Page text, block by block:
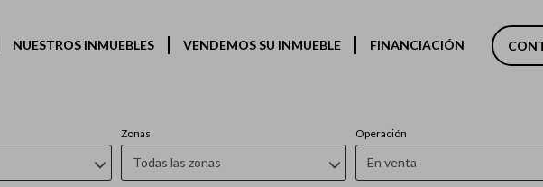
NUESTROS INMUEBLES VENDEMOS SU INMUEBLE FINANCIACIÓN
Inmuebles en venta en Llíria
Zonas
Todas las zonas
Operación
En venta